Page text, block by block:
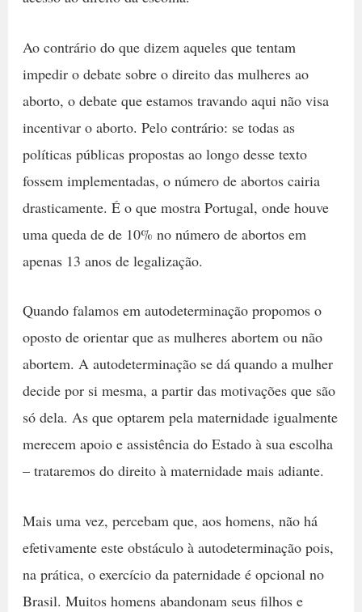
Ao contrário do que dizem aqueles que tentam
impedir o debate sobre o direito das mulheres ao
aborto, o debate que estamos travando aqui não visa
incentivar o aborto. Pelo contrário: se todas as
políticas públicas propostas ao longo desse texto
fossem implementadas, o número de abortos cairia
drasticamente. É o que mostra Portugal, onde houve
uma queda de de 10% no número de abortos em
apenas 13 anos de legalização.
Quando falamos em autodeterminação propomos o
oposto de orientar que as mulheres abortem ou não
abortem. A autodeterminação se dá quando a mulher
decide por si mesma, a partir das motivações que são
só dela. As que optarem pela maternidade igualmente
merecem apoio e assistência do Estado à sua escolha
– trataremos do direito à maternidade mais adiante.
Mais uma vez, percebam que, aos homens, não há
efetivamente este obstáculo à autodeterminação pois,
na prática, o exercício da paternidade é opcional no
Brasil. Muitos homens abandonam seus filhos e